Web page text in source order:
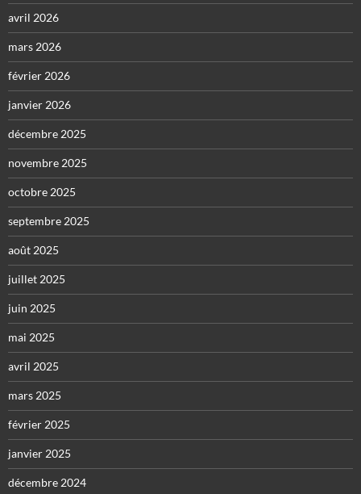
avril 2026
mars 2026
février 2026
janvier 2026
décembre 2025
novembre 2025
octobre 2025
septembre 2025
août 2025
juillet 2025
juin 2025
mai 2025
avril 2025
mars 2025
février 2025
janvier 2025
décembre 2024